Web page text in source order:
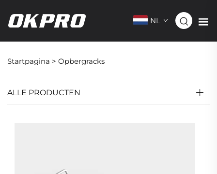
NL
Startpagina > Opbergracks
ALLE PRODUCTEN